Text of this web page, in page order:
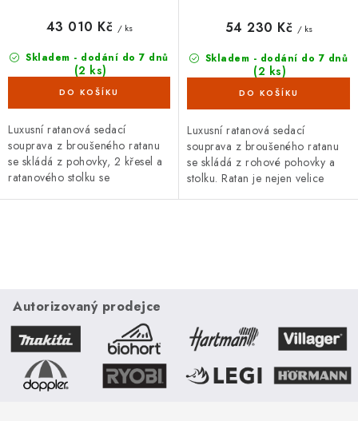
Skladem - dodání do 7 dnů
(2 ks)
43 010 Kč / ks
Luxusní ratanová sedací
souprava z broušeného ratanu
se skládá z pohovky, 2 křesel a
ratanového stolku se
Skladem - dodání do 7 dnů
(2 ks)
54 230 Kč / ks
Luxusní ratanová sedací
souprava z broušeného ratanu
se skládá z rohové pohovky a
stolku. Ratan je nejen velice
á
d
a
Autorizovaný prodejce